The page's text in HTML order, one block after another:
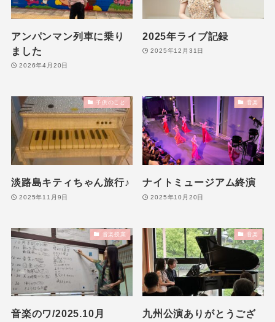
アンパンマン列車に乗り
ました
2026年4月20日
2025年ライブ記録
2025年12月31日
子供のこと
淡路島キティちゃん旅行♪
2025年11月9日
音楽
ナイトミュージアム終演
2025年10月20日
音楽授業
音楽のワ/2025.10月
音楽
九州公演ありがとうござ